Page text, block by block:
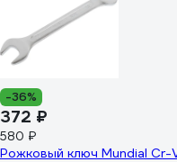
-36%
372 ₽
580 ₽
Рожковый ключ Mundial